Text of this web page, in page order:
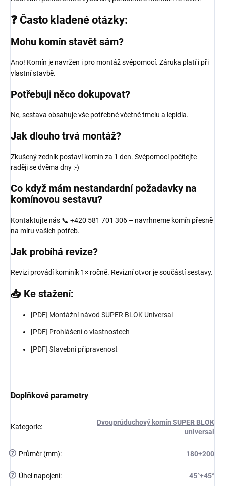
❓ Často kladené otázky:
Mohu komín stavět sám?
Ano! Komín je navržen i pro montáž svépomocí. Záruka platí i při
vlastní stavbě.
Potřebuji něco dokupovat?
Ne, sestava obsahuje vše potřebné včetně tmelu a lepidla.
Jak dlouho trvá montáž?
Zkušený zedník postaví komín za 1 den. Svépomocí počítejte
raději se dvěma dny :-)
Co když mám nestandardní požadavky na
komínovou sestavu?
Kontaktujte nás 📞 +420 581 701 306 – navrhneme komín přesně
na míru vašich potřeb.
Jak probíhá revize?
Revizi provádí kominík 1× ročně. Revizní otvor je součástí sestavy.
📥 Ke stažení:
[PDF] Montážní návod SUPER BLOK Universal
[PDF] Prohlášení o vlastnostech
[PDF] Stavební připravenost
Doplňkové parametry
Kategorie:
Dvouprůduchový komín SUPER BLOK
universal
? Průměr (mm): 180+200
? Úhel napojení: 45°+45°